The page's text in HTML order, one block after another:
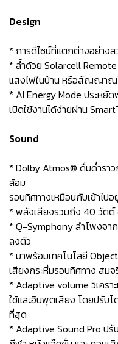
Design
* การดีไซน์ที่แตกต่างอย่าง
* ล้ำด้วย Solarcell
แสงไฟในบ้าน หรือสัญญาณ
* AI Energy Mode ประหยัด
เปิดใช้งานได้ง่ายผ่าน
Sound
* Dolby Atmos® ดื่มด่ำราว
ล้อม
รอบทิศทางเหมือนกับเข้าไป
* พลังเสียงรวมถึง 40 วัตต์
* Q-Symphony ลำโพงจา
ลงตัว
* มาพร้อมเทคโนโลยี
เสียงกระหึ่มรอบทิศทาง สม
* Adaptive volume วิเครา
ใช้และอินพุตเสียง โดยปรับ
ที่สุด
* Adaptive Sound Pro ปรั